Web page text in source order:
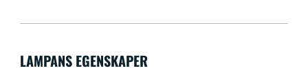
LAMPANS EGENSKAPER